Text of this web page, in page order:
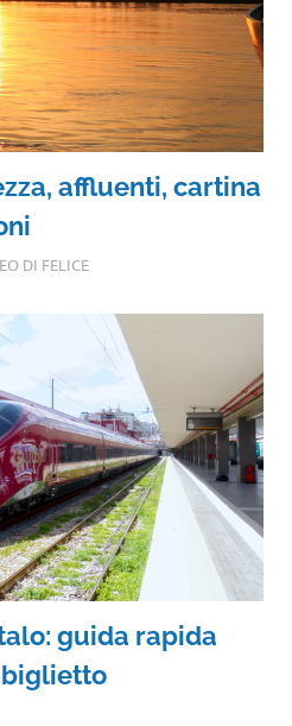
affluenti, cartina
DI FELICE
guida rapida